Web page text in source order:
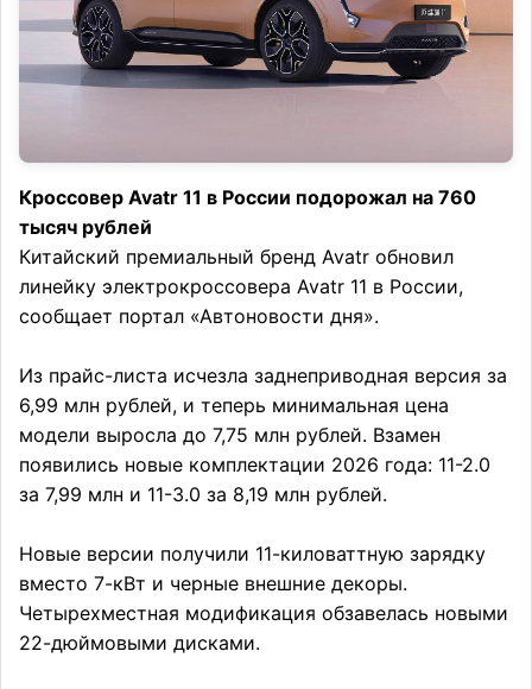
Кроссовер Avatr 11 в России подорожал на 760
тысяч рублей
Китайский премиальный бренд Avatr обновил
линейку электрокроссовера Avatr 11 в России,
сообщает портал «Автоновости дня».
Из прайс-листа исчезла заднеприводная версия за
6,99 млн рублей, и теперь минимальная цена
модели выросла до 7,75 млн рублей. Взамен
появились новые комплектации 2026 года: 11-2.0
за 7,99 млн и 11-3.0 за 8,19 млн рублей.
Новые версии получили 11-киловаттную зарядку
вместо 7-кВт и черные внешние декоры.
Четырехместная модификация обзавелась новыми
22-дюймовыми дисками.